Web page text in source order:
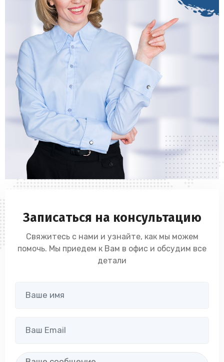
Записаться на консультацию
Свяжитесь с нами и узнайте, как мы можем
помочь. Мы приедем к Вам в офис и обсудим все
детали